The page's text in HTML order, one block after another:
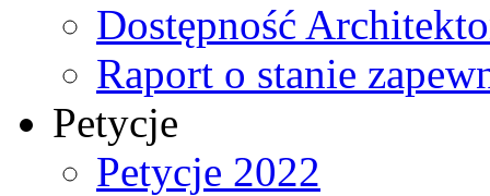
Dostępność
Raport o stanie
Petycje
Petycje 2022